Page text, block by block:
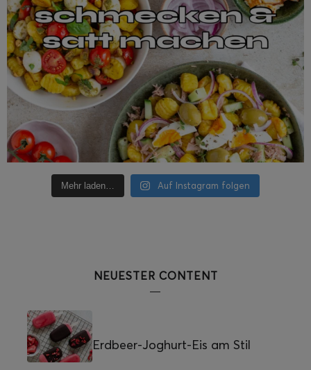
Mehr laden… Auf Instagram folgen
NEUESTER CONTENT
Erdbeer-Joghurt-Eis am Stil